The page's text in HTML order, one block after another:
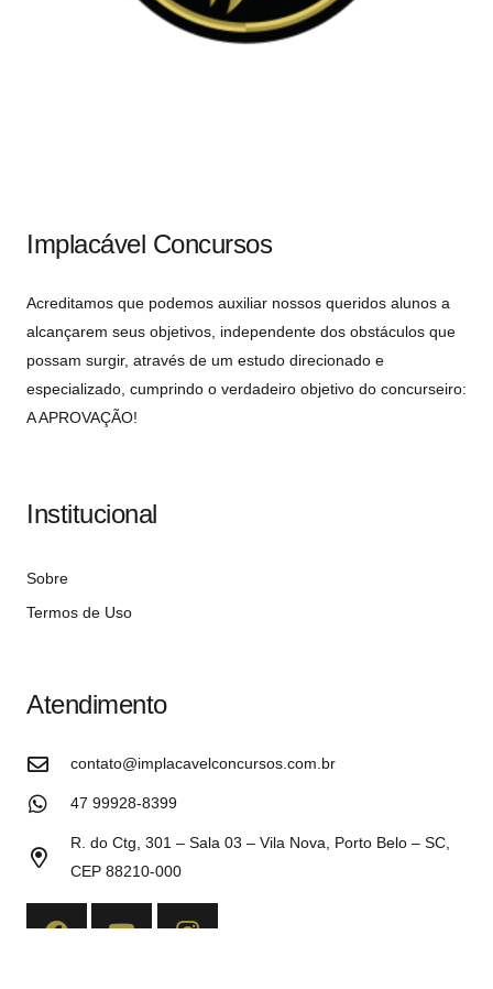
Implacável Concursos
Acreditamos que podemos auxiliar nossos queridos alunos a
alcançarem seus objetivos, independente dos obstáculos que
possam surgir, através de um estudo direcionado e
especializado, cumprindo o verdadeiro objetivo do concurseiro:
A APROVAÇÃO!
Institucional
Sobre
Termos de Uso
Atendimento
contato@implacavelconcursos.com.br
47 99928-8399
R. do Ctg, 301 – Sala 03 – Vila Nova, Porto Belo – SC,
CEP 88210-000